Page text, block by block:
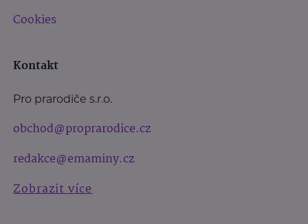
Cookies
Kontakt
Pro prarodiče s.r.o.
obchod@proprarodice.cz
redakce@emaminy.cz
Zobrazit více